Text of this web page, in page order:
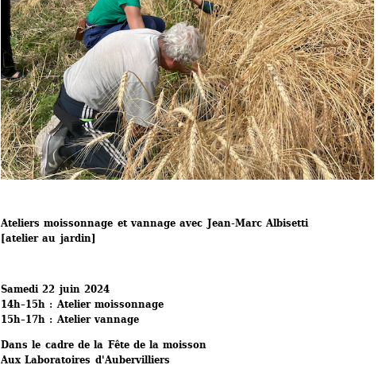
Ateliers moissonnage et vannage avec Jean-Marc Albisetti
[atelier au jardin]
Samedi 22 juin 2024
14h–15h : Atelier moissonnage
15h–17h : Atelier vannage
Dans le cadre de la Fête de la moisson
Aux Laboratoires d'Aubervilliers